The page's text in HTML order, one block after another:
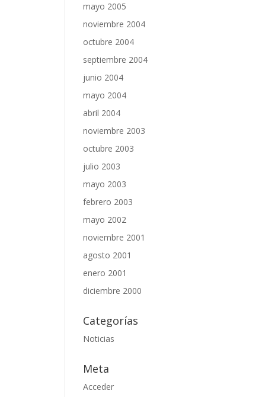
mayo 2005
noviembre 2004
octubre 2004
septiembre 2004
junio 2004
mayo 2004
abril 2004
noviembre 2003
octubre 2003
julio 2003
mayo 2003
febrero 2003
mayo 2002
noviembre 2001
agosto 2001
enero 2001
diciembre 2000
Categorías
Noticias
Meta
Acceder